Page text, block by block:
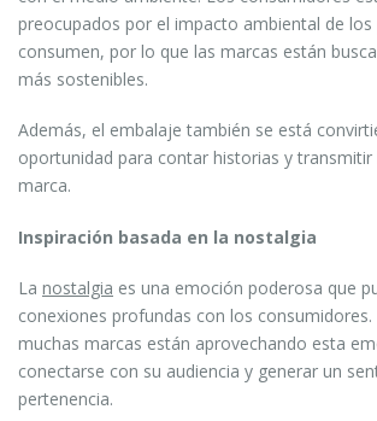
preocupados por el impacto ambiental de
consumen, por lo que las marcas están
más sostenibles.
Además, el embalaje también se está
oportunidad para contar historias y transmitir
marca.
Inspiración basada en la nostalgia
La nostalgia es una emoción poderosa que
conexiones profundas con los consumidores.
muchas marcas están aprovechando esta
conectarse con su audiencia y generar un
pertenencia.